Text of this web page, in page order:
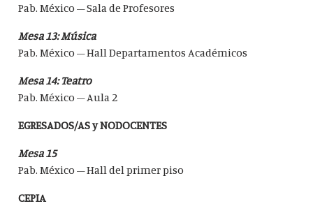
Pab. México – Sala de Profesores
Mesa 13: Música
Pab. México – Hall Departamentos Académicos
Mesa 14: Teatro
Pab. México – Aula 2
EGRESADOS/AS y NODOCENTES
Mesa 15
Pab. México – Hall del primer piso
CEPIA